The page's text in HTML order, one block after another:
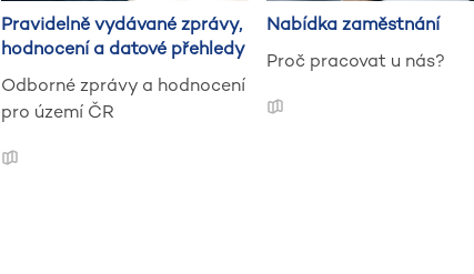
Pravidelně vydávané zprávy,
hodnocení a datové přehledy
Odborné zprávy a hodnocení
pro území ČR
Nabídka zaměstnání
Proč pracovat u nás?